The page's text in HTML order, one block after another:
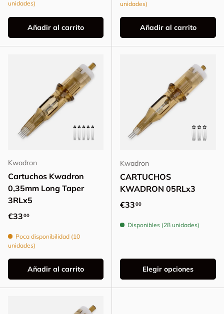
unidades)
Añadir al carrito
unidades)
Añadir al carrito
Kwadron
Cartuchos Kwadron
0,35mm Long Taper
3RLx5
Precio normal
€3300
Poca disponibilidad (10
unidades)
Añadir al carrito
Kwadron
CARTUCHOS
KWADRON 05RLx3
Precio normal
€3300
Disponibles (28 unidades)
Elegir opciones